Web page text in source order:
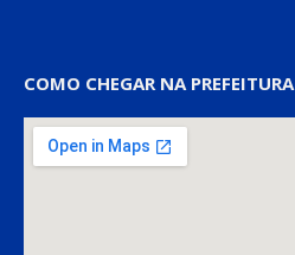
COMO CHEGAR NA PREFEITURA